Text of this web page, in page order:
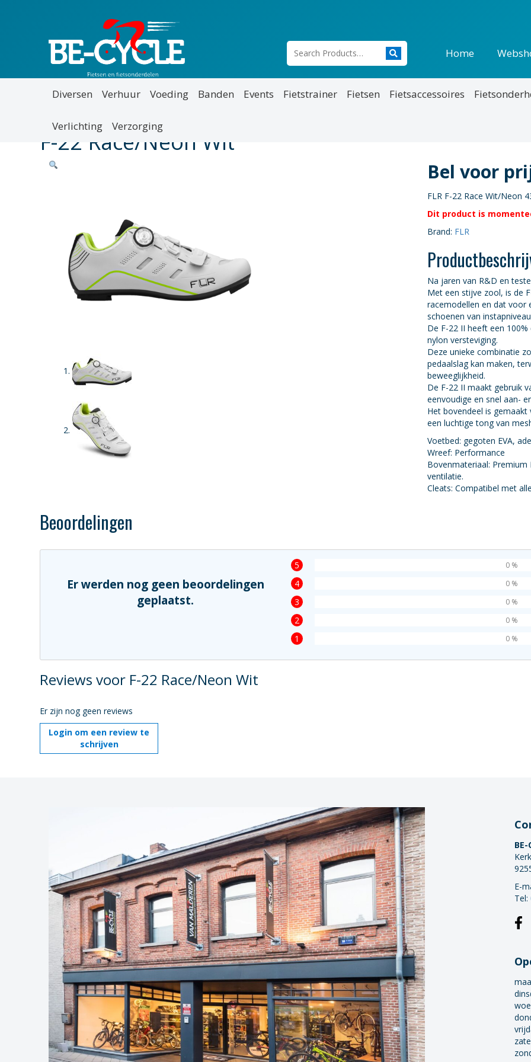
Home
Diversen Verhuur Voeding Banden Events Fietstrainer Fietsen Fietsaccessoires
Verlichting Verzorging
F-22 Race/Neon Wit
Bel voor
FLR F-22 Race Wit/Neon
Dit product is
Brand: FLR
Na jaren van R&D en
Met een stijve zool, is de
racemodellen en dat voor
schoenen van
De F-22 II heeft een
nylon versteviging.
Deze unieke combinatie
pedaalslag kan maken,
beweeglijkheid.
De F-22 II maakt gebruik
eenvoudige en snel aan-
Het bovendeel is
een luchtige tong van
Voetbed: gegoten EVA,
Wreef: Performance
Bovenmateriaal:
ventilatie.
Cleats: Compatibel met
Beoordelingen
Er werden nog geen beoordelingen
geplaatst.
5 0 %
4 0 %
3 0 %
2 0 %
1 0 %
Reviews voor F-22 Race/Neon Wit
Er zijn nog geen reviews
Login om een review te
schrijven
E-
Tel: